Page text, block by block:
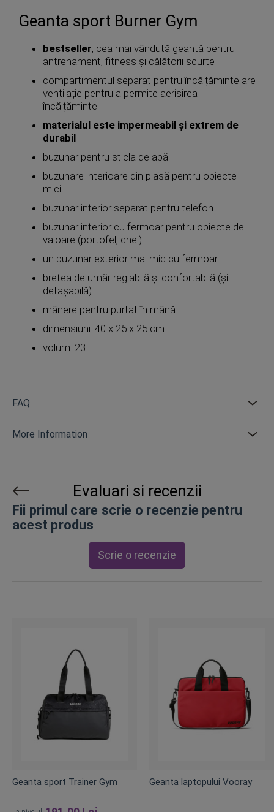
Geanta sport Burner Gym
bestseller, cea mai vândută geantă pentru
antrenament, fitness și călătorii scurte
compartimentul separat pentru încălțăminte are
ventilație pentru a permite aerisirea
încălțămintei
materialul este impermeabil și extrem de
durabil
buzunar pentru sticla de apă
buzunare interioare din plasă pentru obiecte
mici
buzunar interior separat pentru telefon
buzunar interior cu fermoar pentru obiecte de
valoare (portofel, chei)
un buzunar exterior mai mic cu fermoar
bretea de umăr reglabilă și confortabilă (și
detașabilă)
mânere pentru purtat în mână
dimensiuni: 40 x 25 x 25 cm
volum: 23 l
FAQ
More Information
Evaluari si recenzii
Fii primul care scrie o recenzie pentru
acest produs
Scrie o recenzie
Geanta sport Trainer Gym Geanta laptopului Vooray